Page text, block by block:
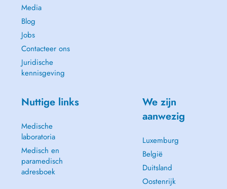
Media
Blog
Jobs
Contacteer ons
Juridische
kennisgeving
Nuttige links
Medische
laboratoria
Medisch en
paramedisch
adresboek
We zijn
aanwezig
Luxemburg
België
Duitsland
Oostenrijk